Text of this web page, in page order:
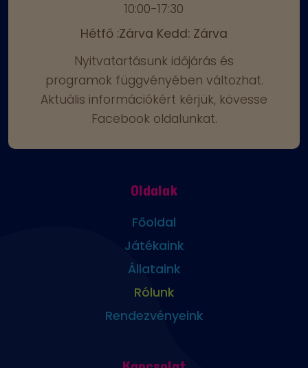
10:00-17:30
Hétfő :Zárva Kedd: Zárva
Nyitvatartásunk időjárás és
programok függvényében változhat.
Aktuális információkért kérjük, kövesse
Facebook oldalunkat.
Oldalak
Főoldal
Játékaink
Állataink
Rólunk
Rendezvényeink